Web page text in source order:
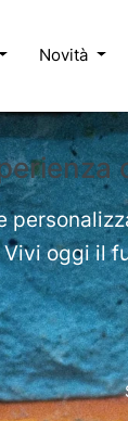
Novità
oggi il